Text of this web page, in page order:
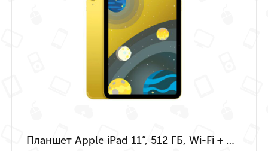
Планшет Apple iPad 11”, 512 ГБ, Wi-Fi + Cellular (Жёлтый | Yellow) (A16 | 2025)